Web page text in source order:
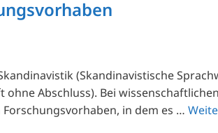
(Skandinavistische
Abschluss). Bei
in dem es …